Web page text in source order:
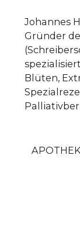
Johannes
Gründer
Blüten,